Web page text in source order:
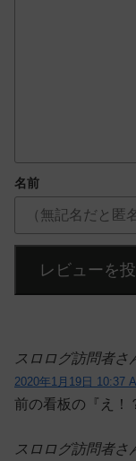
名前
レビューを
スロログ訪問者さ
2020年1月19日 10:37
前の看板の『え！
スロログ訪問者さ